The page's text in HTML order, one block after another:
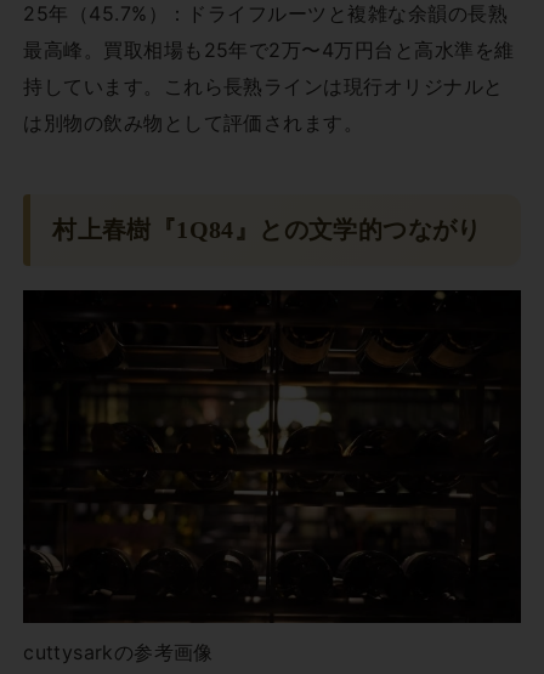
25年（45.7%）：ドライフルーツと複雑な余韻の長熟
最高峰。買取相場も25年で2万〜4万円台と高水準を維
持しています。これら長熟ラインは現行オリジナルと
は別物の飲み物として評価されます。
村上春樹『1Q84』との文学的つながり
cuttysarkの参考画像